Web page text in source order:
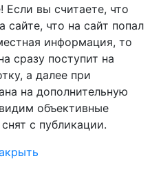
вы считаете, что
сайте, что на сайт попал
информация, то
сразу поступит на
а далее при
на дополнительную
объективные
с публикации.